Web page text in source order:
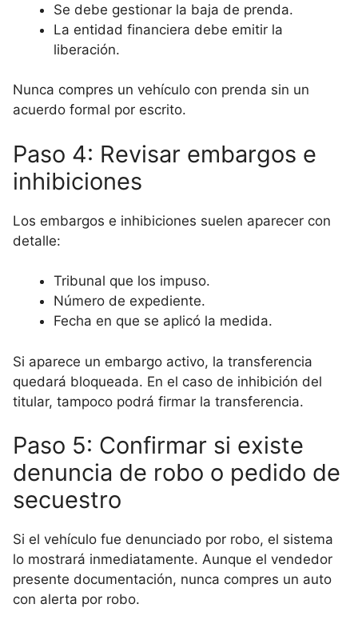
Se debe gestionar la baja de prenda.
La entidad financiera debe emitir la
liberación.
Nunca compres un vehículo con prenda sin un
acuerdo formal por escrito.
Paso 4: Revisar embargos e
inhibiciones
Los embargos e inhibiciones suelen aparecer con
detalle:
Tribunal que los impuso.
Número de expediente.
Fecha en que se aplicó la medida.
Si aparece un embargo activo, la transferencia
quedará bloqueada. En el caso de inhibición del
titular, tampoco podrá firmar la transferencia.
Paso 5: Confirmar si existe
denuncia de robo o pedido de
secuestro
Si el vehículo fue denunciado por robo, el sistema
lo mostrará inmediatamente. Aunque el vendedor
presente documentación, nunca compres un auto
con alerta por robo.